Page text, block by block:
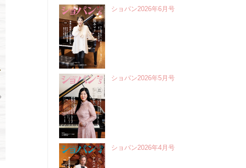
ショパン2026年6月号
ショパン2026年5月号
ショパン2026年4月号